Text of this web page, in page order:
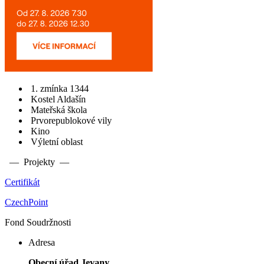
1. zmínka 1344
Kostel Aldašín
Mateřská škola
Prvorepublokové vily
Kino
Výletní oblast
— Projekty —
Certifikát
CzechPoint
Fond Soudržnosti
Adresa